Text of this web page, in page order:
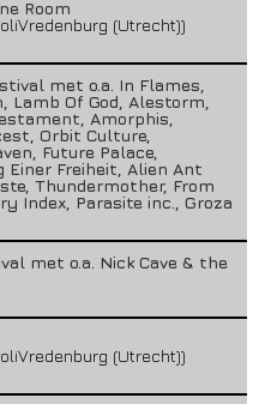
Room
(Utrecht))
met o.a. In Flames,
Lamb Of God, Alestorm,
Amorphis,
Orbit Culture,
Future Palace,
Einer Freiheit, Alien Ant
Thundermother, From
Index, Parasite inc., Groza
met o.a. Nick Cave & the
(Utrecht))